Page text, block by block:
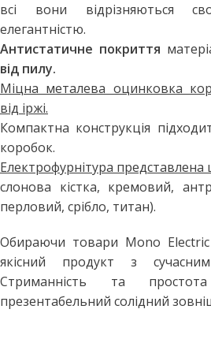
всі вони відрізняються
елегантністю.
Антистатичне покриття
від пилу.
Міцна металева оцинковка
від іржі.
Компактна конструкція
коробок.
Електрофурнітура
слонова кістка, кремовий,
перловий, срібло, титан).
Обираючи товари Mono Electric
якісний продукт з
Стриманність та
презентабельний солідний